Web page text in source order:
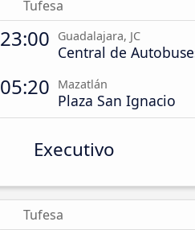
Tufesa
23:00 Guadalajara, JC
Central de
05:20 Mazatlán
Plaza San Ignacio
Executivo
Tufesa